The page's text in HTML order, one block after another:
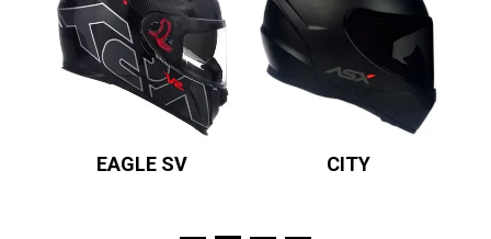
EAGLE SV CITY